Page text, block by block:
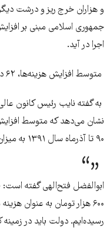
و هزاران خرج ریز و درشت
اجرا در آید.
متوسط افزایش هزینه‌ها، ۶۲ درصد است
به گفته نایب رئیس کانون
نشان می‌دهد که متوسط
۹۰ تا آذرماه سال ۱۳۹۱ به میزان ۶۲ درصد بوده است.
ابوالفضل فتح‌الهی گفته
۶۰۰ هزار تومان به عنوان
رسیده‌ایم. دولت باید در